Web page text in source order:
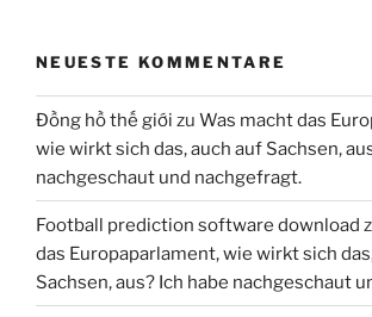
NEUESTE KOMMENTARE
Đồng hồ thế giới zu Was macht das
wie wirkt sich das, auch auf Sachsen,
nachgeschaut und nachgefragt.
Football prediction software download
das Europaparlament, wie wirkt sich
Sachsen, aus? Ich habe nachgeschaut